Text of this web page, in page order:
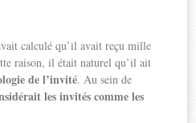
calculé qu’il avait reçu mille
raison, il était naturel qu’il ait
de l’invité. Au sein de
les invités comme les